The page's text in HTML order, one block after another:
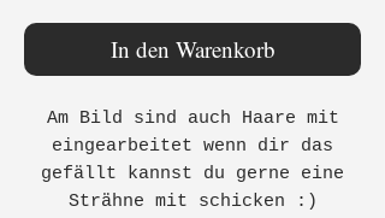
In den Warenkorb
Am Bild sind auch Haare mit
eingearbeitet wenn dir das
gefällt kannst du gerne eine
Strähne mit schicken :)